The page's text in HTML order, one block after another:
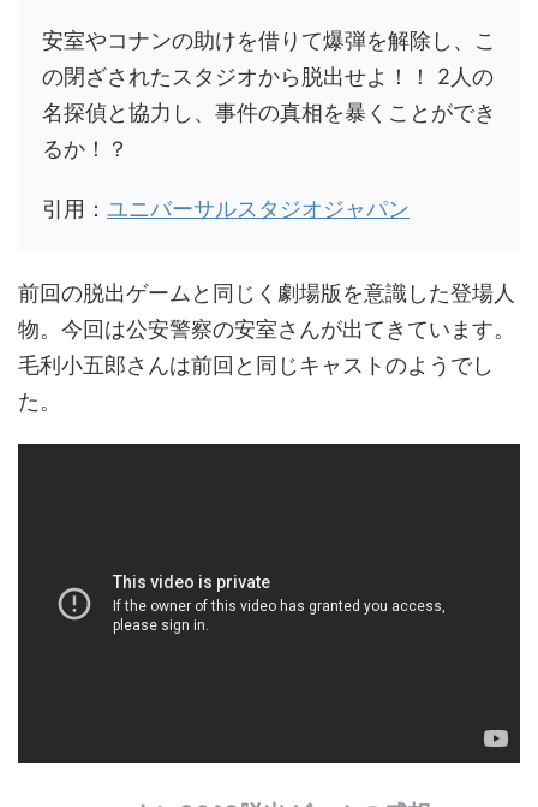
安室やコナンの助けを借りて爆弾を解除し、こ
の閉ざされたスタジオから脱出せよ！！ 2人の
名探偵と協力し、事件の真相を暴くことができ
るか！？
引用： ユニバーサルスタジオジャパン
前回の脱出ゲームと同じく劇場版を意識した登場人
物。今回は公安警察の安室さんが出てきています。
毛利小五郎さんは前回と同じキャストのようでし
た。